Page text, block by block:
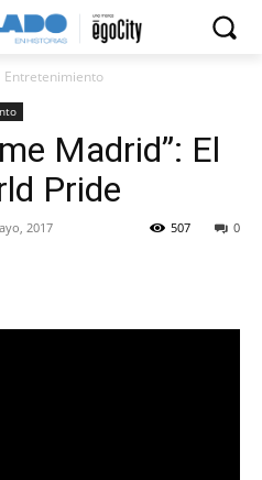
Entretenimiento
Madrid”: El
Pride
2017 0
507